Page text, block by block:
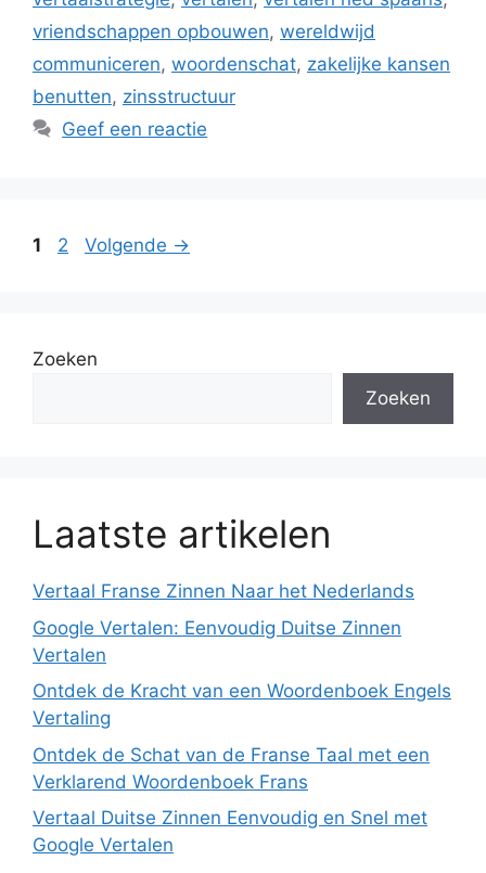
vriendschappen opbouwen, wereldwijd
communiceren, woordenschat, zakelijke kansen
benutten, zinsstructuur
Geef een reactie
Pagina
1 Pagina
2 Volgende →
Zoeken
Zoeken
Laatste artikelen
Vertaal Franse Zinnen Naar het Nederlands
Google Vertalen: Eenvoudig Duitse Zinnen
Vertalen
Ontdek de Kracht van een Woordenboek Engels
Vertaling
Ontdek de Schat van de Franse Taal met een
Verklarend Woordenboek Frans
Vertaal Duitse Zinnen Eenvoudig en Snel met
Google Vertalen